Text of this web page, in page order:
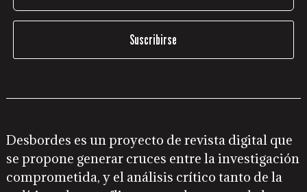
Desbordes es un proyecto de revista digital que
se propone generar cruces entre la investigación
comprometida, y el análisis crítico tanto de la